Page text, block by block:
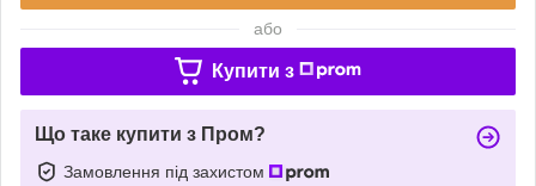
або
Купити з
Що таке купити з Пром?
Замовлення під захистом